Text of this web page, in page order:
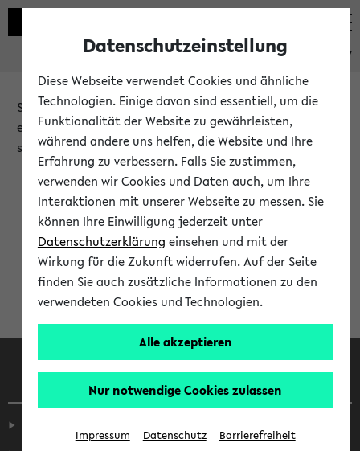
eKVV
Sie möchten auf eine eKVV Funktion zugreifen, die Ihnen
erst nach einer Anmeldung am System zur Verfügung
steht.
Bitte melden Sie sich an:
Anmeldung am eKVV
Datenschutzeinstellung
Diese Webseite verwendet Cookies und ähnliche
Technologien. Einige davon sind essentiell, um die
Funktionalität der Website zu gewährleisten,
während andere uns helfen, die Website und Ihre
Erfahrung zu verbessern. Falls Sie zustimmen,
verwenden wir Cookies und Daten auch, um Ihre
Interaktionen mit unserer Webseite zu messen. Sie
können Ihre Einwilligung jederzeit unter
Datenschutzerklärung einsehen und mit der
Wirkung für die Zukunft widerrufen. Auf der Seite
finden Sie auch zusätzliche Informationen zu den
verwendeten Cookies und Technologien.
Alle akzeptieren
Nur notwendige Cookies zulassen
Impressum Datenschutz Barrierefreiheit